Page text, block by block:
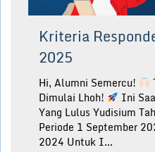
Kriteria
2025
Hi, Alumni Semercu!
Dimulai Lhoh!
Ini
Yang Lulus Yudisium
Periode 1 September
2024 Untuk I...